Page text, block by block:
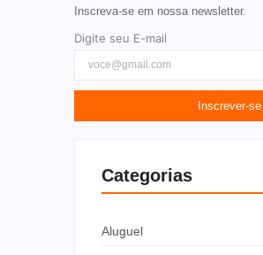
Inscreva-se em nossa newsletter.
Digite seu E-mail
Inscrever-se
Categorias
Aluguel